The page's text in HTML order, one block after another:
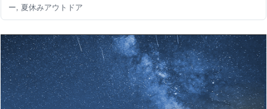
ー, 夏休みアウトドア